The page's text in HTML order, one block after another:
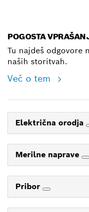
POGOSTA
Tu najdeš odgovore
naših storitvah.
Več o tem
Električna orodja
Merilne naprave
Pribor